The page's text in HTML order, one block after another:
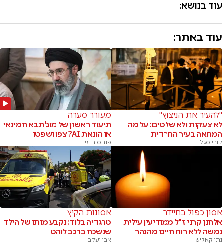
עוד בנושא:
עוד באתר:
"להעיר את הניצוץ"
לא צעקות ולא שלטים: על מה
המחאה בעיר החרדית
קובי סגל
מעורר סערה
תיעוד ראשון של מוג'תבא חמינאי
או הונאת AI? צפו ושפטו
פנחס בן זיו
אסון כפול בחיידר
אלחנן קרני ז"ל ממודיעין עילית
נמשה ללא רוח חיים מהנהר
נתי קאליש
אסונות הקיץ
טרגדיה בלוד: נקבע מותו של הילד
שנשכח ברכב לוהט
אבי יעקב